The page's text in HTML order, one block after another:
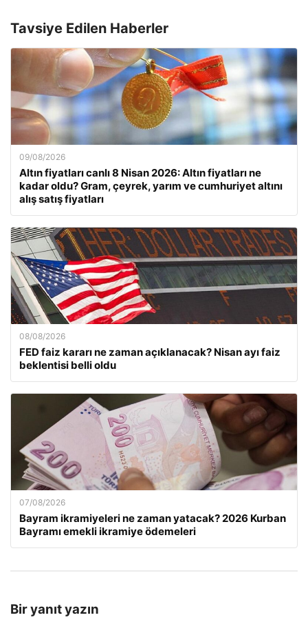
Tavsiye Edilen Haberler
09/08/2026
Altın fiyatları canlı 8 Nisan 2026: Altın fiyatları ne
kadar oldu? Gram, çeyrek, yarım ve cumhuriyet altını
alış satış fiyatları
08/08/2026
FED faiz kararı ne zaman açıklanacak? Nisan ayı faiz
beklentisi belli oldu
07/08/2026
Bayram ikramiyeleri ne zaman yatacak? 2026 Kurban
Bayramı emekli ikramiye ödemeleri
Bir yanıt yazın